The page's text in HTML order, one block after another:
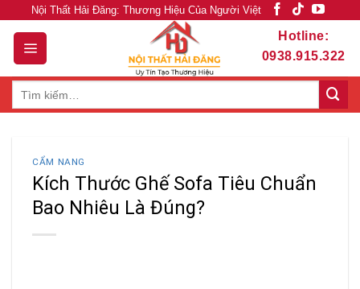
content
Nội Thất Hải Đăng: Thương Hiệu Của Người Việt
Hotline:
0938.915.322
CẨM NANG
Kích Thước Ghế Sofa Tiêu Chuẩn
Bao Nhiêu Là Đúng?